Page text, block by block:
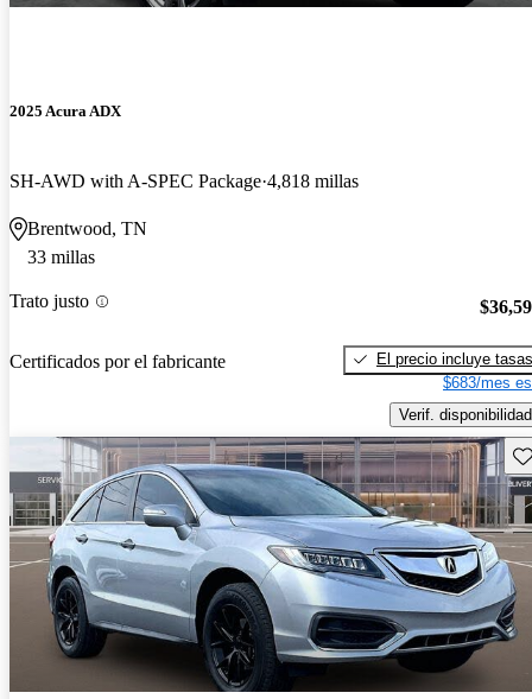
2025 Acura ADX
SH-AWD with A-SPEC Package 4,818 millas
Brentwood, TN
33 millas
Trato justo
Certificados por el fabricante
El precio incluye tasas
$683/mes
Verif. disponibilidad